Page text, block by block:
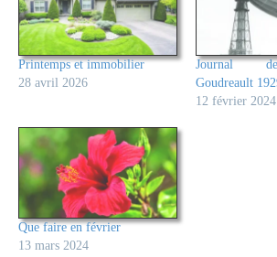
Printemps et immobilier
28 avril 2026
Journal
Goudreault
12 février 2024
Que faire en février
13 mars 2024